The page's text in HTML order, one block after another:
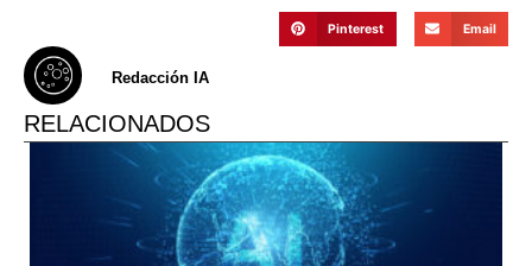
Pinterest Email
Redacción IA
RELACIONADOS